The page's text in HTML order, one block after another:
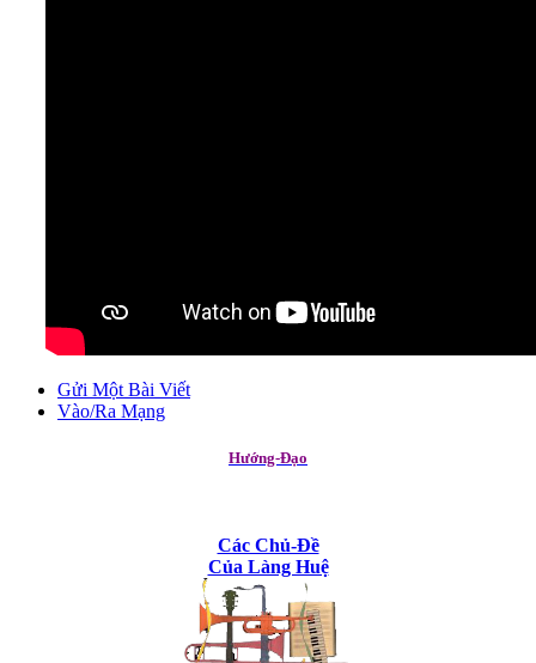
Gửi Một Bài Viết
Vào/Ra Mạng
Hướng-Đạo
Các Chủ-Đề
Của Làng Huệ